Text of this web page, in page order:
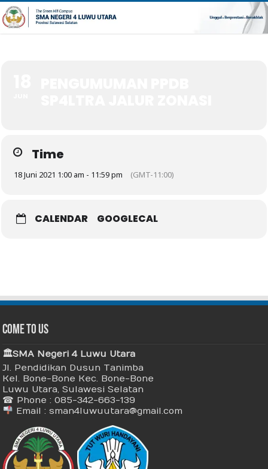
Time
18 Juni 2021 1:00 am - 11:59 pm (GMT-11:00)
CALENDAR GOOGLECAL
Come To Us
🏛 SMA Negeri 4 Luwu Utara
Jl. Pendidikan Dusun Tanimba
Kel. Bone-Bone Kec. Bone-Bone
Luwu Utara, Sulawesi Selatan
☎ Phone : 085-342-663-139
Email : sman4luwuutara@gmail.com